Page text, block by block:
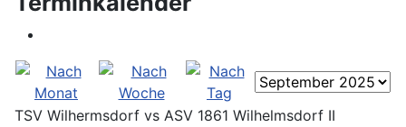
TSV Wilhermsdorf vs ASV 1861 Wilhelmsdorf II